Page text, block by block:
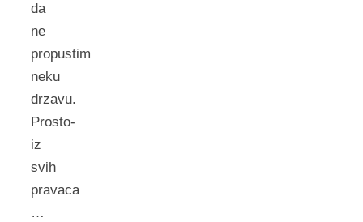
da
ne
propustim
neku
drzavu.
Prosto-
iz
svih
pravaca
…